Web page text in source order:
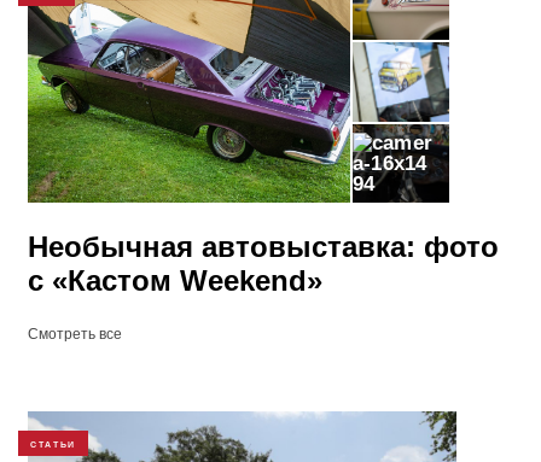
94
Необычная автовыставка: фото
с «Кастом Weekend»
Смотреть все
СТАТЬИ